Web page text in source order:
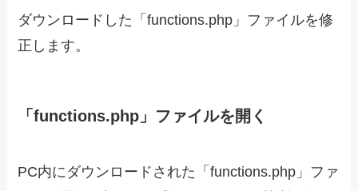
ダウンロードした「functions.php」ファイルを修
正します。
「functions.php」ファイルを開く
PC内にダウンロードされた「functions.php」ファ